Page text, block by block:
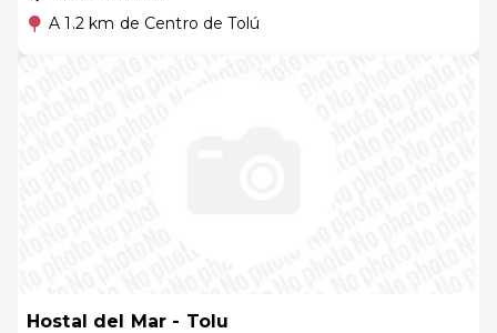
A 1.2 km de Centro de Tolú
Hostal del Mar - Tolu